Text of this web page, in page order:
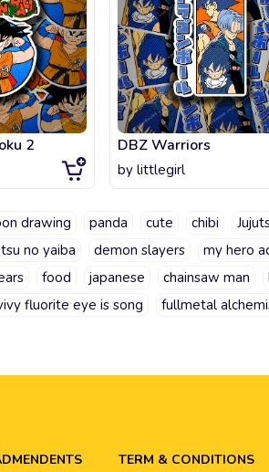
2 DBZ Warriors
by littlegirl
drawing panda cute chibi
no yaiba demon slayers my hero
food japanese chainsaw man
fluorite eye is song fullmetal
TERM & CONDITIONS